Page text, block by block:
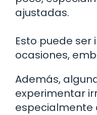
ajustadas.
Esto puede ser
ocasiones,
Además,
experimentar
especialmente